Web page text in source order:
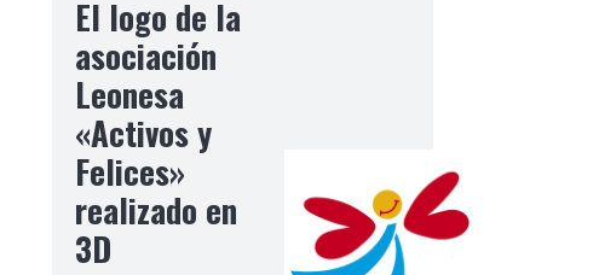
El logo de la
asociación
Leonesa
«Activos y
Felices»
realizado en
3D